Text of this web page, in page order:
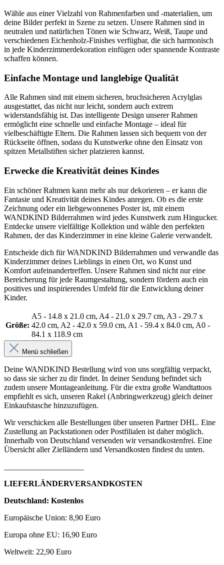
Wähle aus einer Vielzahl von Rahmenfarben und -materialien, um
deine Bilder perfekt in Szene zu setzen. Unsere Rahmen sind in
neutralen und natürlichen Tönen wie Schwarz, Weiß, Taupe und
verschiedenen Eichenholz-Finishes verfügbar, die sich harmonisch
in jede Kinderzimmerdekoration einfügen oder spannende Kontraste
schaffen können.
Einfache Montage und langlebige Qualität
Alle Rahmen sind mit einem sicheren, bruchsicheren Acrylglas
ausgestattet, das nicht nur leicht, sondern auch extrem
widerstandsfähig ist. Das intelligente Design unserer Rahmen
ermöglicht eine schnelle und einfache Montage – ideal für
vielbeschäftigte Eltern. Die Rahmen lassen sich bequem von der
Rückseite öffnen, sodass du Kunstwerke ohne den Einsatz von
spitzen Metallstiften sicher platzieren kannst.
Erwecke die Kreativität deines Kindes
Ein schöner Rahmen kann mehr als nur dekorieren – er kann die
Fantasie und Kreativität deines Kindes anregen. Ob es die erste
Zeichnung oder ein liebgewonnenes Poster ist, mit einem
WANDKIND Bilderrahmen wird jedes Kunstwerk zum Hingucker.
Entdecke unsere vielfältige Kollektion und wähle den perfekten
Rahmen, der das Kinderzimmer in eine kleine Galerie verwandelt.
Entscheide dich für WANDKIND Bilderrahmen und verwandle das
Kinderzimmer deines Lieblings in einen Ort, wo Kunst und
Komfort aufeinandertreffen. Unsere Rahmen sind nicht nur eine
Bereicherung für jede Raumgestaltung, sondern fördern auch ein
positives und inspirierendes Umfeld für die Entwicklung deiner
Kinder.
Größe:
A5 - 14.8 x 21.0 cm, A4 - 21.0 x 29.7 cm, A3 - 29.7 x
42.0 cm, A2 - 42.0 x 59.0 cm, A1 - 59.4 x 84.0 cm, A0 -
84.1 x 118.9 cm
Menü schließen
Deine WANDKIND Bestellung wird von uns sorgfältig verpackt,
so dass sie sicher zu dir findet. In deiner Sendung befindet sich
zudem unsere Montageanleitung. Für die extra große Wandtattoos
empfiehlt es sich, unseren Rakel (Anbringwerkzeug) gleich deiner
Einkaufstasche hinzuzufügen.
Wir verschicken alle Bestellungen über unseren Partner DHL. Eine
Zustellung an Packstationen oder Postfilialen ist daher möglich.
Innerhalb von Deutschland versenden wir versandkostenfrei. Eine
Übersicht aller Zielländern und Versandkosten findest du unten.
LIEFERLÄNDERVERSANDKOSTEN
Deutschland: Kostenlos
Europäische Union: 8,90 Euro
Europa ohne EU: 16,90 Euro
Weltweit: 22,90 Euro